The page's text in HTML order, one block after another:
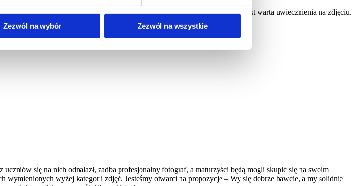
Zezwól na wybór Zezwól na wszystkie
Doskonale zdajemy sobie sprawę z tego, że każda chwila trwania imprezy jest warta uwiecznienia na zdjęciu.
sfotografować:
się na nich odnalazł, zadba profesjonalny fotograf, a maturzyści będą mogli skupić się na swoim
wyżej kategorii zdjęć. Jesteśmy otwarci na propozycje – Wy się dobrze bawcie, a my solidnie